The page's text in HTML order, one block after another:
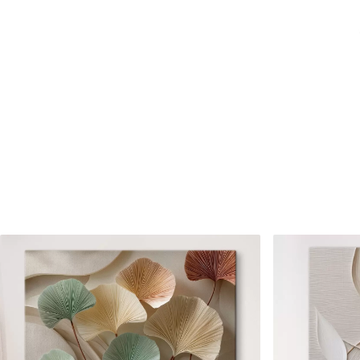
✓
✓Biztonságos, szagtalan tinta
✗ Vászonhatású felület
✗Környezetbarát anyag
✓
✓ Biztonságos,
✓ Vászonhatású felület
✗ Környezetbarát anyag